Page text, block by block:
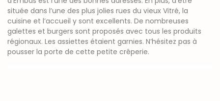
située dans l’une des plus jolies rues du vieux Vitré, la
cuisine et l’accueil y sont excellents. De nombreuses
galettes et burgers sont proposés avec tous les produits
régionaux. Les assiettes étaient garnies. N’hésitez pas à
pousser la porte de cette petite crêperie.